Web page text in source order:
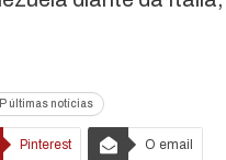
últimas notícias
Pinterest O email